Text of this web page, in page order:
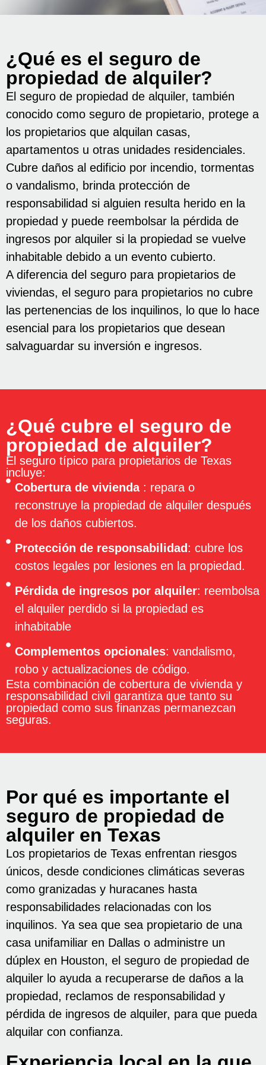
¿Qué es el seguro de
propiedad de alquiler?
El seguro de propiedad de alquiler, también
conocido como seguro de propietario, protege a
los propietarios que alquilan casas,
apartamentos u otras unidades residenciales.
Cubre daños al edificio por incendio, tormentas
o vandalismo, brinda protección de
responsabilidad si alguien resulta herido en la
propiedad y puede reembolsar la pérdida de
ingresos por alquiler si la propiedad se vuelve
inhabitable debido a un evento cubierto.
A diferencia del seguro para propietarios de
viviendas, el seguro para propietarios no cubre
las pertenencias de los inquilinos, lo que lo hace
esencial para los propietarios que desean
salvaguardar su inversión e ingresos.
¿Qué cubre el seguro de
propiedad de alquiler?
El seguro típico para propietarios de Texas
incluye:
Cobertura de vivienda : repara o
reconstruye la propiedad de alquiler después
de los daños cubiertos.
Protección de responsabilidad : cubre los
costos legales por lesiones en la propiedad.
Pérdida de ingresos por alquiler: reembolsa
el alquiler perdido si la propiedad es
inhabitable
Complementos opcionales: vandalismo,
robo y actualizaciones de código.
Esta combinación de cobertura de vivienda y
responsabilidad civil garantiza que tanto su
propiedad como sus finanzas permanezcan
seguras.
Por qué es importante el
seguro de propiedad de
alquiler en Texas
Los propietarios de Texas enfrentan riesgos
únicos, desde condiciones climáticas severas
como granizadas y huracanes hasta
responsabilidades relacionadas con los
inquilinos. Ya sea que sea propietario de una
casa unifamiliar en Dallas o administre un
dúplex en Houston, el seguro de propiedad de
alquiler lo ayuda a recuperarse de daños a la
propiedad, reclamos de responsabilidad y
pérdida de ingresos de alquiler, para que pueda
alquilar con confianza.